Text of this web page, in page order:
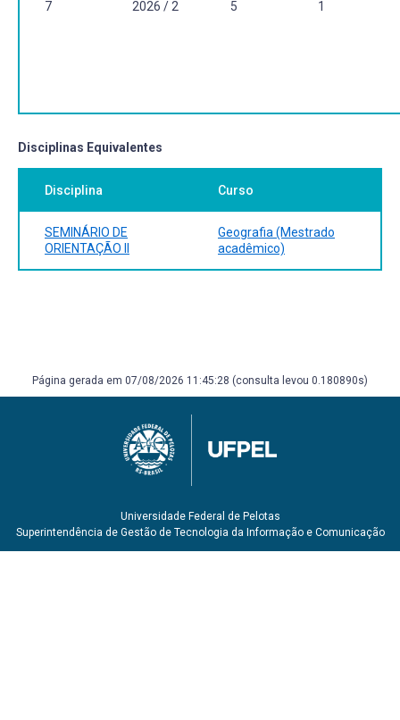
7 2026 / 2 5 1
Disciplinas Equivalentes
Disciplina Curso
SEMINÁRIO DE
ORIENTAÇÃO II
Geografia (Mestrado
acadêmico)
Página gerada em 07/08/2026 11:45:28 (consulta levou 0.180890s)
Universidade Federal de Pelotas
Superintendência de Gestão de Tecnologia da Informação e Comunicação